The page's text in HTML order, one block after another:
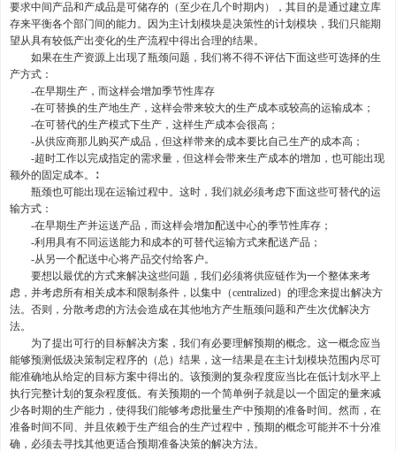
要求中间产品和产成品是可储存的（至少在几个时期内），其目的是通过建立库
存来平衡各个部门间的能力。因为主计划模块是决策性的计划模块，我们只能期
望从具有较低产出变化的生产流程中得出合理的结果。
如果在生产资源上出现了瓶颈问题，我们将不得不评估下面这些可选择的生
产方式：
-在早期生产，而这样会增加季节性库存
-在可替换的生产地生产，这样会带来较大的生产成本或较高的运输成本；
-在可替代的生产模式下生产，这样生产成本会很高；
-从供应商那儿购买产成品，但这样带来的成本要比自己生产的成本高；
-超时工作以完成指定的需求量，但这样会带来生产成本的增加，也可能出现
额外的固定成本。∶
瓶颈也可能出现在运输过程中。这时，我们就必须考虑下面这些可替代的运
输方式：
-在早期生产并运送产品，而这样会增加配送中心的季节性库存；
-利用具有不同运送能力和成本的可替代运输方式来配送产品；
-从另一个配送中心将产品交付给客户。
要想以最优的方式来解决这些问题，我们必须将供应链作为一个整体来考
虑，并考虑所有相关成本和限制条件，以集中（centralized）的理念来提出解决方
法。否则，分散考虑的方法会造成在其他地方产生瓶颈问题和产生次优解决方
法。
为了提出可行的目标解决方案，我们有必要理解预期的概念。这一概念应当
能够预测低级决策制定程序的（总）结果，这一结果是在主计划模块范围内尽可
能准确地从给定的目标方案中得出的。该预测的复杂程度应当比在低计划水平上
执行完整计划的复杂程度低。有关预期的一个简单例子就是以一个固定的量来减
少各时期的生产能力，使得我们能够考虑批量生产中预期的准备时间。然而，在
准备时间不同、并且依赖于生产组合的生产过程中，预期的概念可能并不十分准
确，必须去寻找其他更适合预期准备决策的解决方法。